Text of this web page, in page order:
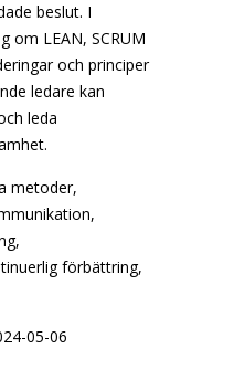
beslut. I
om LEAN, SCRUM
och principer
ledare kan
leda
metoder,
förbättring,
05-06